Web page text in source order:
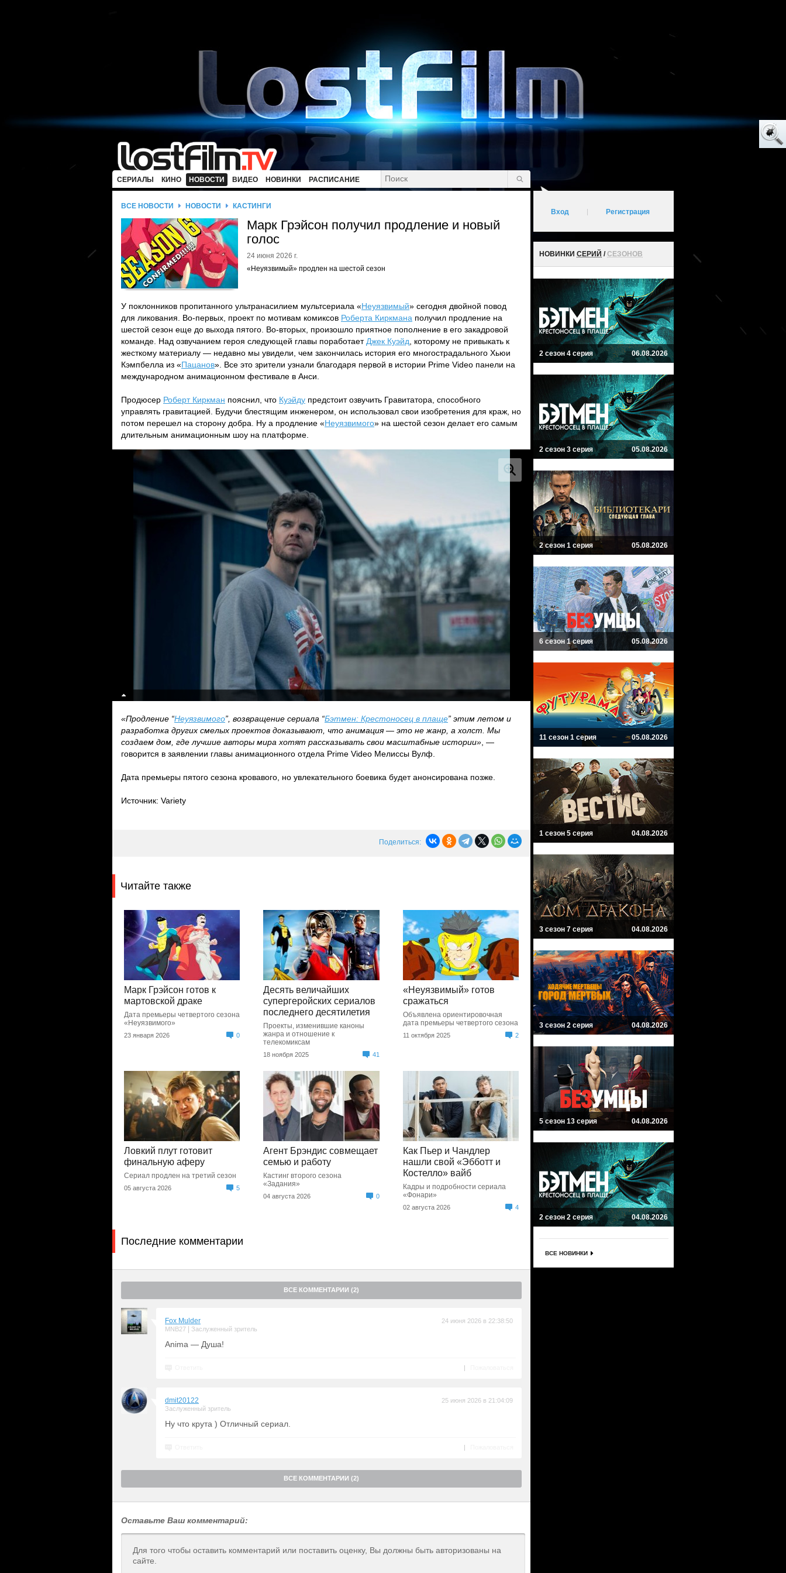
СЕРИАЛЫ КИНО НОВОСТИ ВИДЕО НОВИНКИ РАСПИСАНИЕ
ВСЕ НОВОСТИ НОВОСТИ КАСТИНГИ
Марк Грэйсон получил продление и новый
голос
24 июня 2026 г.
«Неуязвимый» продлен на шестой сезон
У поклонников пропитанного ультранасилием мультсериала «Неуязвимый» сегодня двойной повод
для ликования. Во-первых, проект по мотивам комиксов Роберта Киркмана получил продление на
шестой сезон еще до выхода пятого. Во-вторых, произошло приятное пополнение в его закадровой
команде. Над озвучанием героя следующей главы поработает Джек Куэйд , которому не привыкать к
жесткому материалу — недавно мы увидели, чем закончилась история его многострадального Хьюи
Кэмпбелла из «Пацанов». Все это зрители узнали благодаря первой в истории Prime Video панели на
международном анимационном фестивале в Анси.
Продюсер Роберт Киркман пояснил, что Куэйду предстоит озвучить Гравитатора, способного
управлять гравитацией. Будучи блестящим инженером, он использовал свои изобретения для краж, но
потом перешел на сторону добра. Ну а продление «Неуязвимого» на шестой сезон делает его самым
длительным анимационным шоу на платформе.
«Продление “Неуязвимого”, возвращение сериала “Бэтмен: Крестоносец в плаще” этим летом и
разработка других смелых проектов доказывают, что анимация — это не жанр, а холст. Мы
создаем дом, где лучшие авторы мира хотят рассказывать свои масштабные истории» , —
говорится в заявлении главы анимационного отдела Prime Video Мелиссы Вулф.
Дата премьеры пятого сезона кровавого, но увлекательного боевика будет анонсирована позже.
Источник: Variety
Поделиться:
Читайте также
Марк Грэйсон готов к
мартовской драке
Дата премьеры четвертого сезона
«Неуязвимого»
23 января 2026 0
Десять величайших
супергеройских сериалов
последнего десятилетия
Проекты, изменившие каноны
жанра и отношение к
телекомиксам
18 ноября 2025 41
«Неуязвимый» готов
сражаться
Объявлена ориентировочная
дата премьеры четвертого сезона
11 октября 2025 2
Ловкий плут готовит
финальную аферу
Сериал продлен на третий сезон
05 августа 2026 5
Агент Брэндис совмещает
семью и работу
Кастинг второго сезона
«Задания»
04 августа 2026 0
Как Пьер и Чандлер
нашли свой «Эбботт и
Костелло» вайб
Кадры и подробности сериала
«Фонари»
02 августа 2026 4
Последние комментарии
ВСЕ КОММЕНТАРИИ (2)
Fox Mulder
MNB27 Заслуженный зритель
24 июня 2026 в 22:38:50
Anima — Душа!
|
dmit20122
Заслуженный зритель
25 июня 2026 в 21:04:09
Ну что крута ) Отличный сериал.
|
ВСЕ КОММЕНТАРИИ (2)
Оставьте Ваш комментарий:
Для того чтобы оставить комментарий или поставить оценку, Вы должны быть авторизованы на
сайте.
Вход Регистрация
НОВИНКИ СЕРИЙ /СЕЗОНОВ
2 сезон 4 серия 06.08.2026
2 сезон 3 серия 05.08.2026
2 сезон 1 серия 05.08.2026
6 сезон 1 серия 05.08.2026
11 сезон 1 серия 05.08.2026
1 сезон 5 серия 04.08.2026
3 сезон 7 серия 04.08.2026
3 сезон 2 серия 04.08.2026
5 сезон 13 серия 04.08.2026
2 сезон 2 серия 04.08.2026
ВСЕ НОВИНКИ